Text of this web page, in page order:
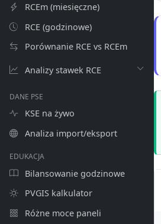
RCEm (miesięczne)
RCE (godzinowe)
Porównanie RCE vs RCEm
Analizy stawek RCE
DANE PSE
KSE na żywo
Analiza import/eksport
EDUKACJA
Bilansowanie godzinowe
PVGIS kalkulator
Różne moce paneli